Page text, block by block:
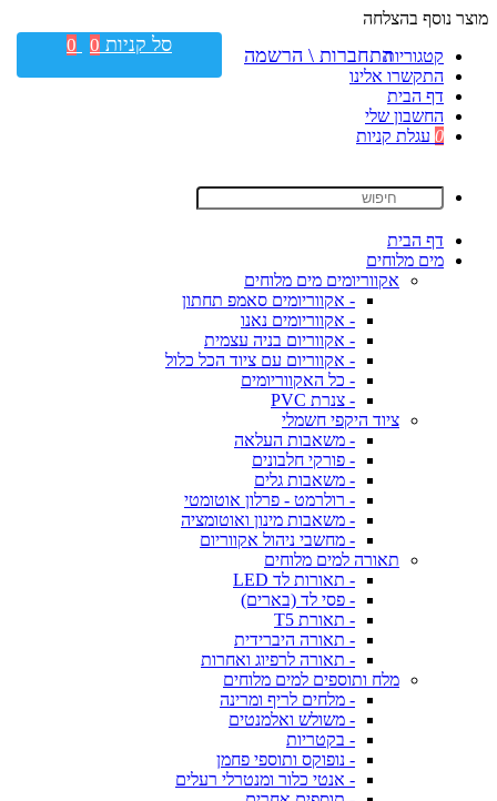
מוצר נוסף בהצלחה
קטגוריות
התקשרו אלינו
דף הבית
החשבון שלי
0 עגלת קניות
דף הבית
מים מלוחים
אקווריומים מים מלוחים
- אקווריומים סאמפ תחתון
- אקווריומים נאנו
- אקווריום בניה עצמית
- אקווריום עם ציוד הכל כלול
- כל האקווריומים
- צנרת PVC
ציוד היקפי חשמלי
- משאבות העלאה
- פורקי חלבונים
- משאבות גלים
- רולרמט - פרלון אוטומטי
- משאבות מינון ואוטומציה
- מחשבי ניהול אקווריום
תאורה למים מלוחים
- תאורות לד LED
- פסי לד (בארים)
- תאורת T5
- תאורה היברידית
- תאורה לרפיוג ואחרות
מלח ותוספים למים מלוחים
- מלחים לריף ומרינה
- משולש ואלמנטים
- בקטריות
- נופוקס ותוספי פחמן
- אנטי כלור ומנטרלי רעלים
התחברות \ הרשמה סל קניות 0
0